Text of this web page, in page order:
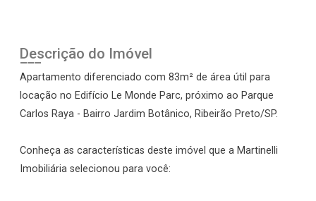
Descrição do Imóvel
Apartamento diferenciado com 83m² de área útil para
locação no Edifício Le Monde Parc, próximo ao Parque
Carlos Raya - Bairro Jardim Botânico, Ribeirão Preto/SP.
Conheça as características deste imóvel que a Martinelli
Imobiliária selecionou para você: